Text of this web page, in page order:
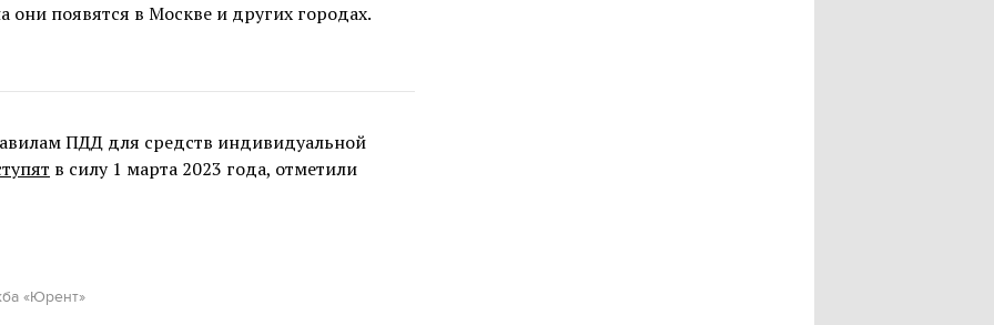
они появятся в Москве и других городах.
ПДД для средств индивидуальной
в силу 1 марта 2023 года, отметили
«Юрент»